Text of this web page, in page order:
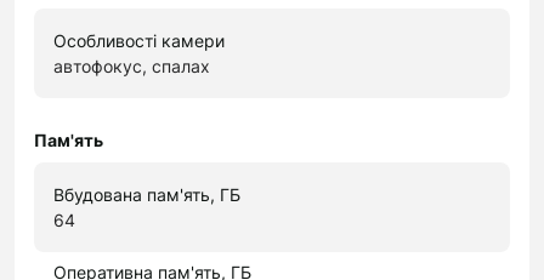
Особливості камери
автофокус, спалах
Пам'ять
Вбудована пам'ять, ГБ
64
Оперативна пам'ять, ГБ